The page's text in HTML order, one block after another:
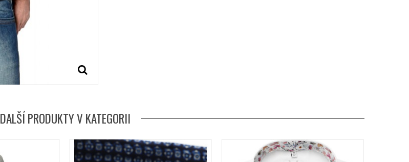
DALŠÍ PRODUKTY V KATEGORII